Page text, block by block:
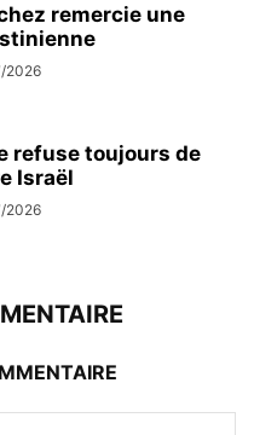
remercie une
2026
refuse toujours de
Israël
2026